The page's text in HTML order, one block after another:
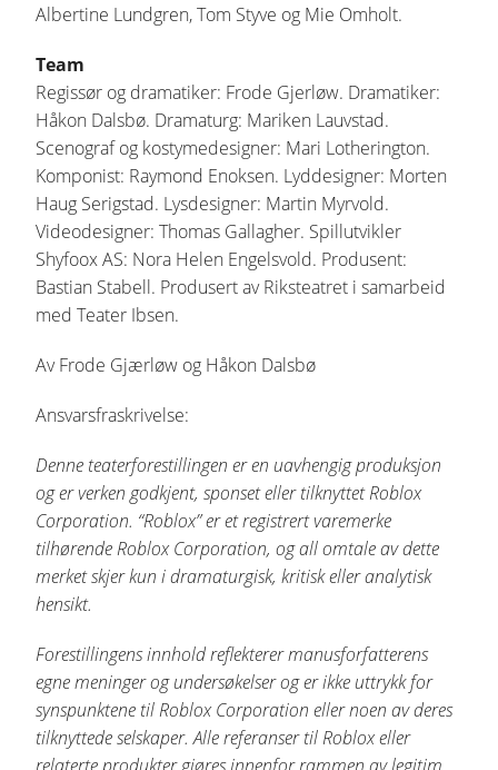
Albertine Lundgren, Tom Styve og Mie Omholt.
Team
Regissør og dramatiker: Frode Gjerløw. Dramatiker:
Håkon Dalsbø. Dramaturg: Mariken Lauvstad.
Scenograf og kostymedesigner: Mari Lotherington.
Komponist: Raymond Enoksen. Lyddesigner: Morten
Haug Serigstad. Lysdesigner: Martin Myrvold.
Videodesigner: Thomas Gallagher. Spillutvikler
Shyfoox AS: Nora Helen Engelsvold. Produsent:
Bastian Stabell. Produsert av Riksteatret i samarbeid
med Teater Ibsen.
Av Frode Gjærløw og Håkon Dalsbø
Ansvarsfraskrivelse:
Denne teaterforestillingen er en uavhengig produksjon
og er verken godkjent, sponset eller tilknyttet Roblox
Corporation. “Roblox” er et registrert varemerke
tilhørende Roblox Corporation, og all omtale av dette
merket skjer kun i dramaturgisk, kritisk eller analytisk
hensikt.
Forestillingens innhold reflekterer manusforfatterens
egne meninger og undersøkelser og er ikke uttrykk for
synspunktene til Roblox Corporation eller noen av deres
tilknyttede selskaper. Alle referanser til Roblox eller